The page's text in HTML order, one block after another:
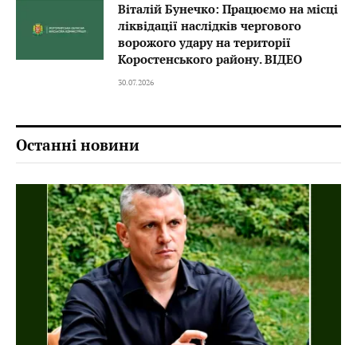
Віталій Бунечко: Працюємо на місці
ліквідації наслідків чергового
ворожого удару на території
Коростенського району. ВІДЕО
30.07.2026
Останні новини